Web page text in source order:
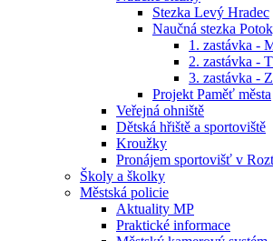
Stezka Levý Hradec
Naučná stezka
1. zastávka -
2. zastávka -
3. zastávka -
Projekt Paměť města
Veřejná ohniště
Dětská hřiště a sportoviště
Kroužky
Pronájem sportovišť v
Školy a školky
Městská policie
Aktuality MP
Praktické informace